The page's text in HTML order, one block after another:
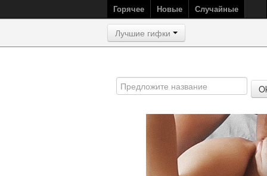
Горячее Новые Случайные
Лучшие гифки